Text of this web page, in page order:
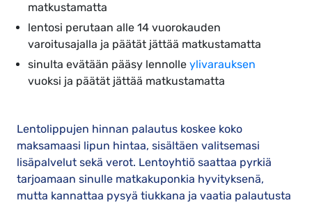
matkustamatta
lentosi perutaan alle 14 vuorokauden
varoitusajalla ja päätät jättää matkustamatta
sinulta evätään pääsy lennolle ylivarauksen
vuoksi ja päätät jättää matkustamatta
Lentolippujen hinnan palautus koskee koko
maksamaasi lipun hintaa, sisältäen valitsemasi
lisäpalvelut sekä verot. Lentoyhtiö saattaa pyrkiä
tarjoamaan sinulle matkakuponkia hyvityksenä,
mutta kannattaa pysyä tiukkana ja vaatia palautusta